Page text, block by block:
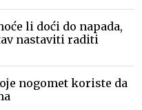
li doći do napada,
nastaviti raditi
nogomet koriste da